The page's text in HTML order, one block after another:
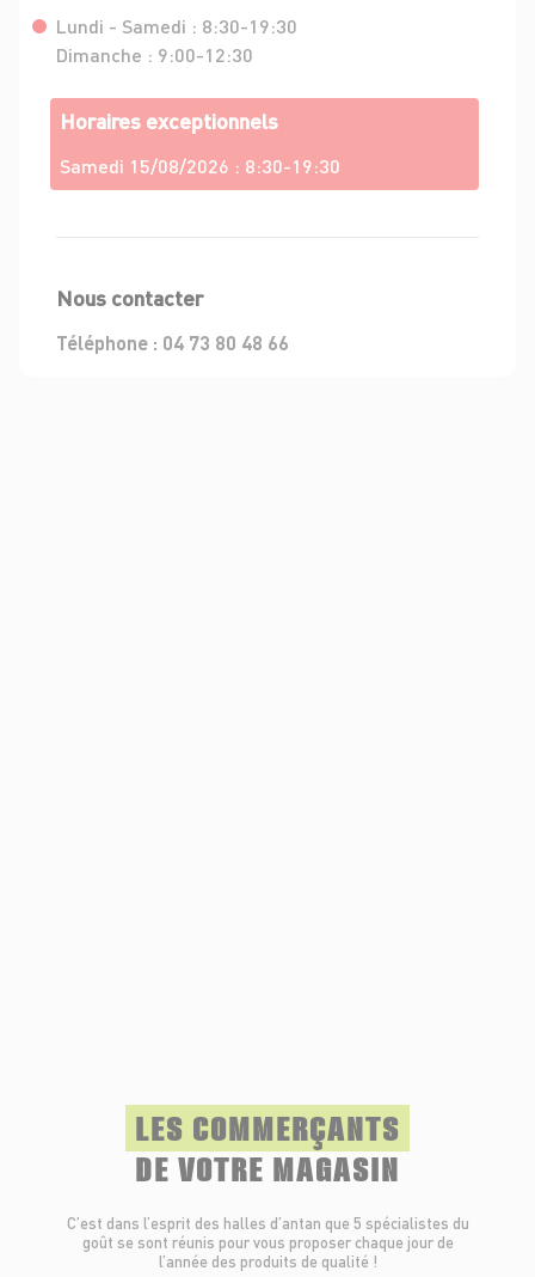
Lundi - Samedi : 8:30-19:30
Dimanche : 9:00-12:30
Horaires exceptionnels
Samedi 15/08/2026 : 8:30-19:30
Nous contacter
Téléphone : 04 73 80 48 66
LES COMMERÇANTS
DE VOTRE MAGASIN
C’est dans l’esprit des halles d’antan que 5 spécialistes du
goût se sont réunis pour vous proposer chaque jour de
l’année des produits de qualité !